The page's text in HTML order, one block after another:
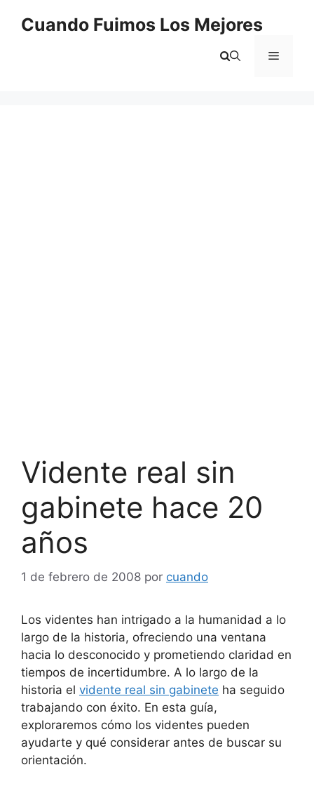
Cuando Fuimos Los Mejores
Menú
Vidente real sin
gabinete hace 20
años
1 de febrero de 2008 por cuando
Los videntes han intrigado a la humanidad a lo
largo de la historia, ofreciendo una ventana
hacia lo desconocido y prometiendo claridad en
tiempos de incertidumbre. A lo largo de la
historia el vidente real sin gabinete ha seguido
trabajando con éxito. En esta guía,
exploraremos cómo los videntes pueden
ayudarte y qué considerar antes de buscar su
orientación.